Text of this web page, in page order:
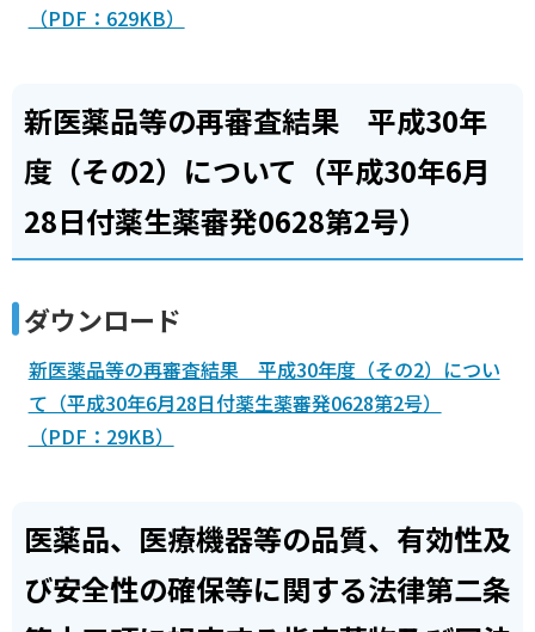
（PDF：629KB）
新医薬品等の再審査結果 平成30年
度（その2）について（平成30年6月
28日付薬生薬審発0628第2号）
ダウンロード
新医薬品等の再審査結果 平成30年度（その2）につい
て（平成30年6月28日付薬生薬審発0628第2号）
（PDF：29KB）
医薬品、医療機器等の品質、有効性及
び安全性の確保等に関する法律第二条